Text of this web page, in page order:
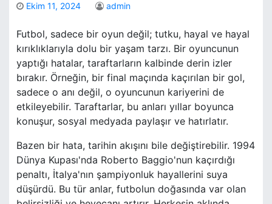
Ekim 11, 2024 admin
Futbol, sadece bir oyun değil; tutku, hayal ve hayal
kırıklıklarıyla dolu bir yaşam tarzı. Bir oyuncunun
yaptığı hatalar, taraftarların kalbinde derin izler
bırakır. Örneğin, bir final maçında kaçırılan bir gol,
sadece o anı değil, o oyuncunun kariyerini de
etkileyebilir. Taraftarlar, bu anları yıllar boyunca
konuşur, sosyal medyada paylaşır ve hatırlatır.
Bazen bir hata, tarihin akışını bile değiştirebilir. 1994
Dünya Kupası'nda Roberto Baggio'nun kaçırdığı
penaltı, İtalya'nın şampiyonluk hayallerini suya
düşürdü. Bu tür anlar, futbolun doğasında var olan